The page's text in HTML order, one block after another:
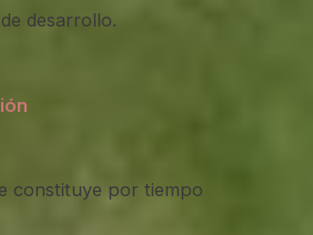
desarrollo.
constituye por tiempo